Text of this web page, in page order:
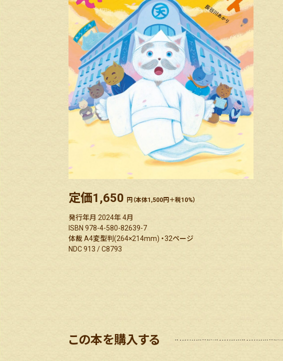
定価1,650 円（本体1,500円＋税10%）
発行年月 2024年 4月
ISBN 978-4-580-82639-7
体裁 A4変型判(264×214mm) ・32ページ
NDC 913 / C8793
この本を購入する